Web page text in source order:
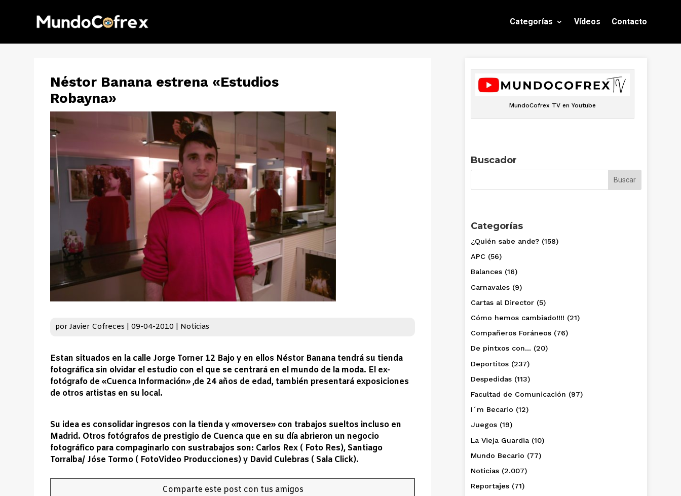
Categorías Vídeos Contacto
Néstor Banana estrena «Estudios
Robayna»
porJavier Cofreces |09-04-2010 Noticias
Estan situados en la calle Jorge Torner 12 Bajo y en ellos Néstor Banana tendrá su tienda
fotográfica sin olvidar el estudio con el que se centrará en el mundo de la moda. El ex-
fotógrafo de «Cuenca Información» ,de 24 años de edad, también presentará exposiciones
de otros artistas en su local.
Su idea es consolidar ingresos con la tienda y «moverse» con trabajos sueltos incluso en
Madrid. Otros fotógrafos de prestigio de Cuenca que en su día abrieron un negocio
fotográfico para compaginarlo con sustrabajos son: Carlos Rex ( Foto Res), Santiago
Torralba/ Jóse Tormo ( FotoVideo Producciones) y David Culebras ( Sala Click).
Comparte este post con tus amigos
MundoCofrex TV en Youtube
Buscador
Categorías
¿Quién sabe ande? (158)
APC (56)
Balances (16)
Carnavales (9)
Cartas al Director (5)
Cómo hemos cambiado!!!! (21)
Compañeros Foráneos (76)
De pintxos con… (20)
Deportitos (237)
Despedidas (113)
Facultad de Comunicación (97)
I´m Becario (12)
Juegos (19)
La Vieja Guardia (10)
Mundo Becario (77)
Noticias (2.007)
Reportajes (71)